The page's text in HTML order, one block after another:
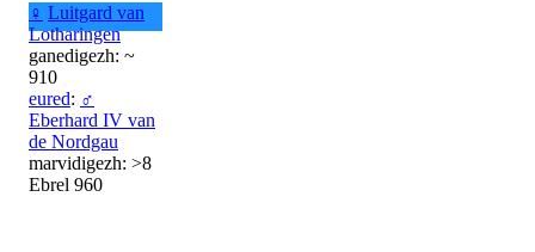
♀ Luitgard van
Lotharingen
ganedigezh: ~
910
eured: ♂
Eberhard IV van
de Nordgau
marvidigezh: >8
Ebrel 960